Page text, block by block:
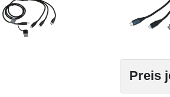
Preis